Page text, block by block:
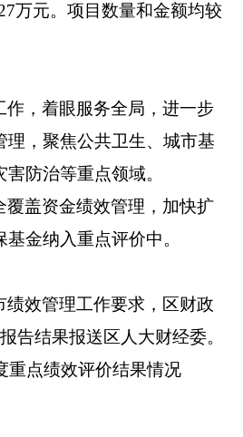
万元。项目数量和金额均较
作，着眼服务全局，进一步
理，聚焦公共卫生、城市基
防治等重点领域。
覆盖资金绩效管理，加快扩
金纳入重点评价中。
绩效管理工作要求，区财政
告结果报送区人大财经委。
重点绩效评价结果情况